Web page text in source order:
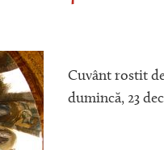
Cuvânt rostit
dumincă, 23